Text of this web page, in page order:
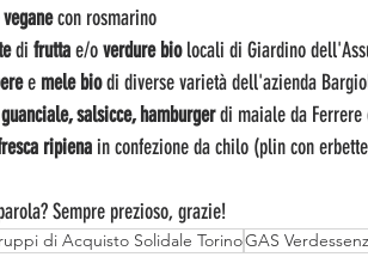
vegane con rosmarino
di frutta e/o verdure bio locali di Giardino
e mele bio di diverse varietà dell'azienda
salsicce, hamburger di maiale da
ripiena in confezione da chilo (plin con
Sempre prezioso, grazie!
di Acquisto Solidale TorinoGAS